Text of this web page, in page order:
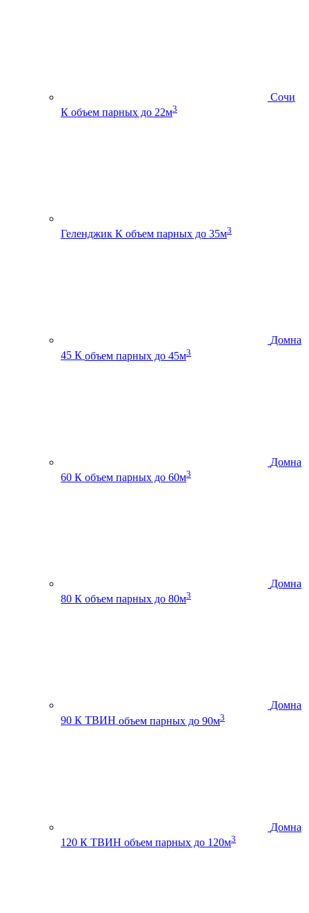
Сочи
К объем парных до 22м3
Геленджик К объем парных до 35м3
Домна
45 К объем парных до 45м3
Домна
60 К объем парных до 60м3
Домна
80 К объем парных до 80м3
Домна
90 К ТВИН объем парных до 90м3
Домна
120 К ТВИН объем парных до 120м3